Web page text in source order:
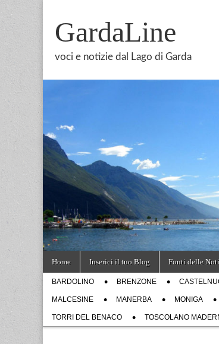
GardaLine
voci e notizie dal Lago di Garda
Main
menu
content
Home Inserici il tuo Blog Fonti delle
SubBARDOLINO BRENZONE
MALCESINE MANERBA MONIGA
TORRI DEL BENACO TOSCOLANO